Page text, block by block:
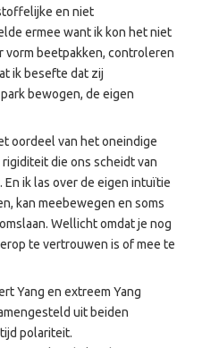
en niet
ermee want ik kon het niet
vorm beetpakken, controleren
ik besefte dat zij
bewogen, de eigen
oordeel van het oneindige
die ons scheidt van
ik las over de eigen intuïtie
kan meebewegen en soms
Wellicht omdat je nog
te vertrouwen is of mee te
Yang en extreem Yang
uit beiden
polariteit.